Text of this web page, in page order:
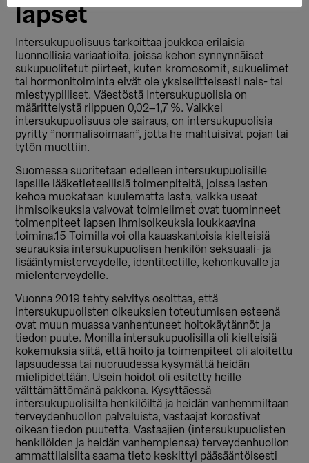
lapset
Intersukupuolisuus tarkoittaa joukkoa erilaisia
luonnollisia variaatioita, joissa kehon synnynnäiset
sukupuolitetut piirteet, kuten kromosomit, sukuelimet
tai hormonitoiminta eivät ole yksiselitteisesti nais- tai
miestyypilliset. Väestöstä Intersukupuolisia on
määrittelystä riippuen 0,02–1,7 %. Vaikkei
intersukupuolisuus ole sairaus, on intersukupuolisia
pyritty ”normalisoimaan”, jotta he mahtuisivat pojan tai
tytön muottiin.
Suomessa suoritetaan edelleen intersukupuolisille
lapsille lääketieteellisiä toimenpiteitä, joissa lasten
kehoa muokataan kuulematta lasta, vaikka useat
ihmisoikeuksia valvovat toimielimet ovat tuominneet
toimenpiteet lapsen ihmisoikeuksia loukkaavina
toimina.15 Toimilla voi olla kauaskantoisia kielteisiä
seurauksia intersukupuolisen henkilön seksuaali- ja
lisääntymisterveydelle, identiteetille, kehonkuvalle ja
mielenterveydelle.
Vuonna 2019 tehty selvitys osoittaa, että
intersukupuolisten oikeuksien toteutumisen esteenä
ovat muun muassa vanhentuneet hoitokäytännöt ja
tiedon puute. Monilla intersukupuolisilla oli kielteisiä
kokemuksia siitä, että hoito ja toimenpiteet oli aloitettu
lapsuudessa tai nuoruudessa kysymättä heidän
mielipidettään. Usein hoidot oli esitetty heille
välttämättömänä pakkona. Kysyttäessä
intersukupuolisilta henkilöiltä ja heidän vanhemmiltaan
terveydenhuollon palveluista, vastaajat korostivat
oikean tiedon puutetta. Vastaajien (intersukupuolisten
henkilöiden ja heidän vanhempiensa) terveydenhuollon
ammattilaisilta saama tieto keskittyi pääsääntöisesti